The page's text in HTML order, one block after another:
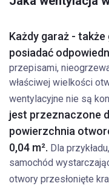
Każdy garaż -
posiadać
przepisami,
właściwej wielkości
wentylacyjne nie są
jest przeznaczone
powierzchnia
0,04 m². Dla
samochód
otwory przesłonięte